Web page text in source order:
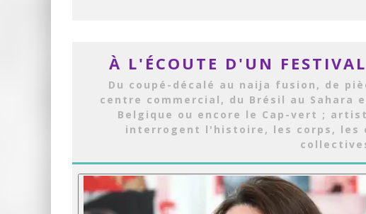
À L'ÉCOUTE D'UN
Du coupé-décalé au naija fusion, de
centre commercial, du Brésil au Sahara
Belgique ou encore le Cap-vert ;
interrogent l'histoire, les corps, les